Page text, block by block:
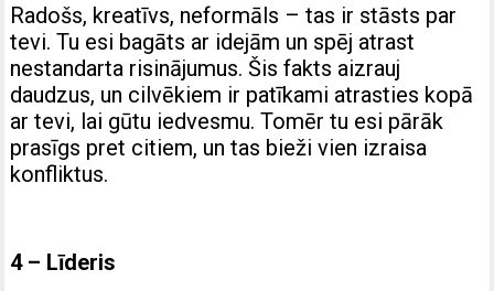
Radošs, kreatīvs, neformāls – tas ir stāsts par
tevi. Tu esi bagāts ar idejām un spēj atrast
nestandarta risinājumus. Šis fakts aizrauj
daudzus, un cilvēkiem ir patīkami atrasties kopā
ar tevi, lai gūtu iedvesmu. Tomēr tu esi pārāk
prasīgs pret citiem, un tas bieži vien izraisa
konfliktus.
4 – Līderis